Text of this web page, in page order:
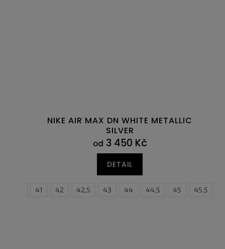
NIKE AIR MAX DN WHITE METALLIC
SILVER
od 3 450 Kč
DETAIL
41 42 42,5 43 44 44,5 45 45,5
38,5 40